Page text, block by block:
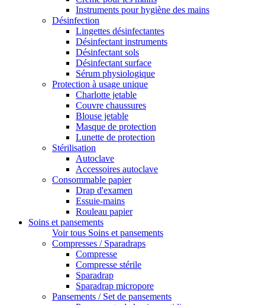
Instruments pour hygiène des mains
Désinfection
Lingettes désinfectantes
Désinfectant instruments
Désinfectant sols
Désinfectant surface
Sérum physiologique
Protection à usage unique
Charlotte jetable
Couvre chaussures
Blouse jetable
Masque de protection
Lunette de protection
Stérilisation
Autoclave
Accessoires autoclave
Consommable papier
Drap d'examen
Essuie-mains
Rouleau papier
Soins et pansements
Voir tous Soins et pansements
Compresses / Sparadraps
Compresse
Compresse stérile
Sparadrap
Sparadrap micropore
Pansements / Set de pansements